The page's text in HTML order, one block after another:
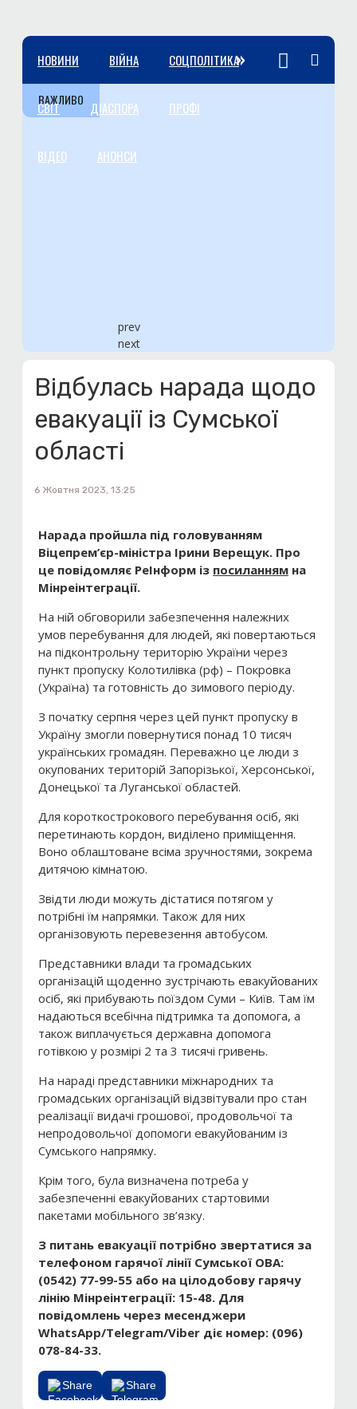
НОВИНИ ВІЙНА СОЦПОЛІТИКА
СВІТ ДІАСПОРА ПРОФІ
ВІДЕО АНОНСИ
»
ВАЖЛИВО
prev
next
Відбулась нарада щодо
евакуації із Сумської
області
6 Жовтня 2023, 13:25
Нарада пройшла під головуванням
Віцепрем’єр-міністра Ірини Верещук. Про
це повідомляє РеІнформ із посиланням на
Мінреінтеграції.
На ній обговорили забезпечення належних
умов перебування для людей, які повертаються
на підконтрольну територію України через
пункт пропуску Колотилівка (рф) – Покровка
(Україна) та готовність до зимового періоду.
З початку серпня через цей пункт пропуску в
Україну змогли повернутися понад 10 тисяч
українських громадян. Переважно це люди з
окупованих територій Запорізької, Херсонської,
Донецької та Луганської областей.
Для короткострокового перебування осіб, які
перетинають кордон, виділено приміщення.
Воно облаштоване всіма зручностями, зокрема
дитячою кімнатою.
Звідти люди можуть дістатися потягом у
потрібні їм напрямки. Також для них
організовують перевезення автобусом.
Представники влади та громадських
організацій щоденно зустрічають евакуйованих
осіб, які прибувають поїздом Суми – Київ. Там їм
надаються всебічна підтримка та допомога, а
також виплачується державна допомога
готівкою у розмірі 2 та 3 тисячі гривень.
На нараді представники міжнародних та
громадських організацій відзвітували про стан
реалізації видачі грошової, продовольчої та
непродовольчої допомоги евакуйованим із
Сумського напрямку.
Крім того, була визначена потреба у
забезпеченні евакуйованих стартовими
пакетами мобільного зв’язку.
З питань евакуації потрібно звертатися за
телефоном гарячої лінії Сумської ОВА:
(0542) 77-99-55 або на цілодобову гарячу
лінію Мінреінтеграції: 15-48. Для
повідомлень через месенджери
WhatsApp/Telegram/Viber діє номер: (096)
078-84-33.
Share Share